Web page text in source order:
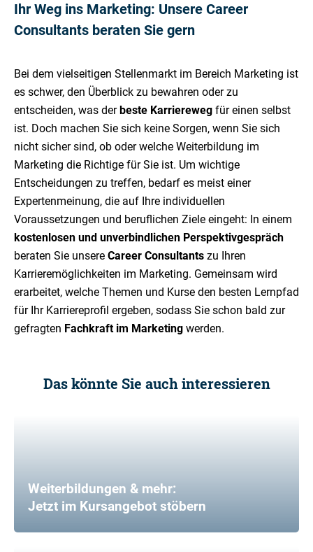
Ihr Weg ins Marketing: Unsere Career
Consultants beraten Sie gern
Bei dem vielseitigen Stellenmarkt im Bereich Marketing ist
es schwer, den Überblick zu bewahren oder zu
entscheiden, was derbeste Karriereweg für einen selbst
ist. Doch machen Sie sich keine Sorgen, wenn Sie sich
nicht sicher sind, ob oder welche Weiterbildung im
Marketing die Richtige für Sie ist. Um wichtige
Entscheidungen zu treffen, bedarf es meist einer
Expertenmeinung, die auf Ihre individuellen
Voraussetzungen und beruflichen Ziele eingeht: In einem
kostenlosen und unverbindlichen Perspektivgespräch
beraten Sie unsere Career Consultants zu Ihren
Karrieremöglichkeiten im Marketing. Gemeinsam wird
erarbeitet, welche Themen und Kurse den besten Lernpfad
für Ihr Karriereprofil ergeben, sodass Sie schon bald zur
gefragten Fachkraft im Marketing werden.
Das könnte Sie auch interessieren
Weiterbildungen & mehr:
Jetzt im Kursangebot stöbern